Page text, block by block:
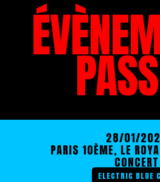
28/01/
PARIS 10ÈME, LE
CONCERT
ELECTRIC BLUE